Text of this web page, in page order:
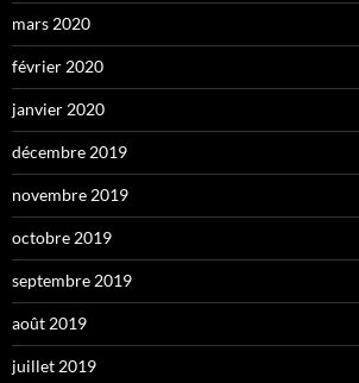
mars 2020
février 2020
janvier 2020
décembre 2019
novembre 2019
octobre 2019
septembre 2019
août 2019
juillet 2019